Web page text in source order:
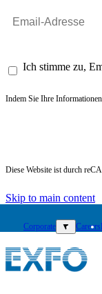
Ich stimme zu,
Indem Sie Ihre
Diese Website ist durch
Skip to main content
Corporate ▼ Careers